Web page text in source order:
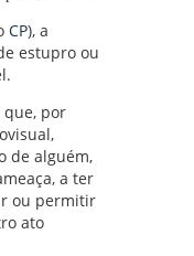
CP), a
estupro ou
que, por
de alguém,
a ter
ou permitir
ato